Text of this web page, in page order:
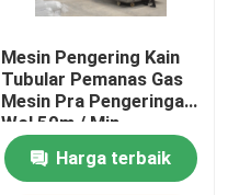
Mesin Pengering Kain
Tubular Pemanas Gas
Mesin Pra Pengeringan
Wol 50m / Min
Harga terbaik